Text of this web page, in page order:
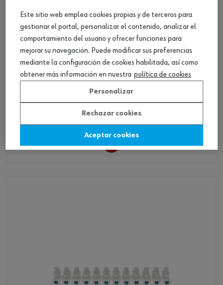
regleta-blanca-pp-10mm2
Este sitio web emplea cookies propias y de terceros para
gestionar el portal, personalizar el contenido, analizar el
comportamiento del usuario y ofrecer funciones para
mejorar su navegación. Puede modificar sus preferencias
mediante la configuración de cookies habilitada, así como
obtener más información en nuestra política de cookies
Personalizar
Rechazar cookies
Aceptar cookies